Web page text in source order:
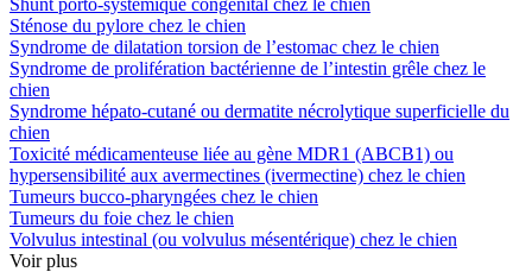
Sténose du pylore chez le chien
Syndrome de dilatation torsion de l’estomac chez le chien
Syndrome de prolifération bactérienne de l’intestin grêle chez le
chien
Syndrome hépato-cutané ou dermatite nécrolytique superficielle du
chien
Toxicité médicamenteuse liée au gène MDR1 (ABCB1) ou
hypersensibilité aux avermectines (ivermectine) chez le chien
Tumeurs bucco-pharyngées chez le chien
Tumeurs du foie chez le chien
Volvulus intestinal (ou volvulus mésentérique) chez le chien
Voir plus